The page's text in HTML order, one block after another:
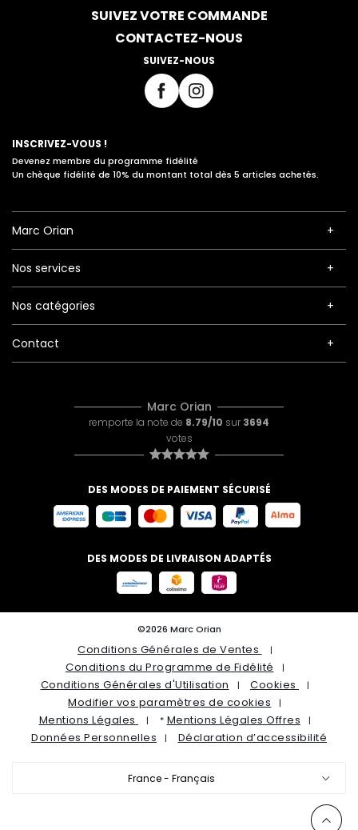
SUIVEZ VOTRE COMMANDE
CONTACTEZ-NOUS
SUIVEZ-NOUS
INSCRIVEZ-VOUS !
Devenez membre du programme fidélité
Un chèque fidélité de 10% du montant total dès 5 articles achetés.
Marc Orian
Nos services
Nos catégories
Contact
Marc Orian
remporte la note de 8.79/10 sur 3694
votes
DES MODES DE PAIEMENT SÉCURISÉ
DES MODES DE LIVRAISON ADAPTÉS
©2026 Marc Orian
Conditions Générales de Ventes
Conditions du Programme de Fidélité
Conditions Générales d'Utilisation
Cookies
Modifier vos paramètres de cookies
Mentions Légales
* Mentions Légales Offres
Données Personnelles
Déclaration d’accessibilité
France - Français